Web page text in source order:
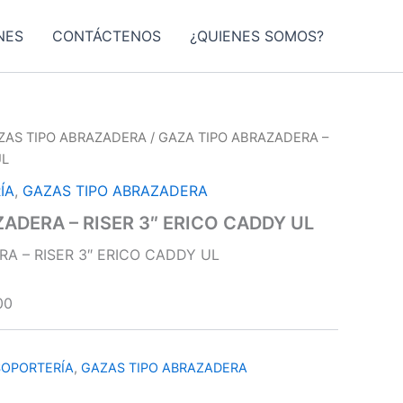
CONTÁCTENOS ¿QUIENES SOMOS?
TIPO ABRAZADERA / GAZA TIPO ABRAZADERA –
, GAZAS TIPO ABRAZADERA
– RISER 3″ ERICO CADDY UL
– RISER 3″ ERICO CADDY UL
, GAZAS TIPO ABRAZADERA